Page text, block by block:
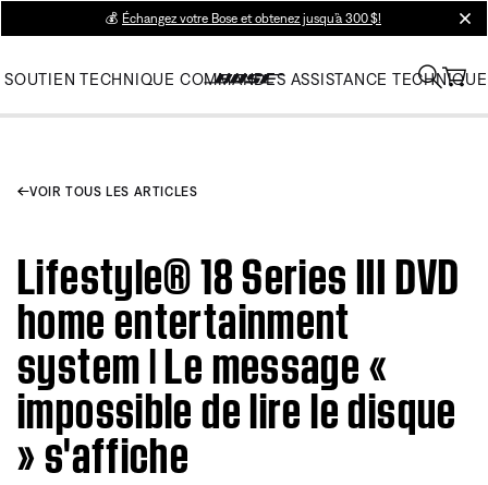
💰 Échangez votre Bose et obtenez jusqu’à 300 $!
SOUTIEN TECHNIQUE COMMANDES ASSISTANCE TECHNIQUE
VOIR TOUS LES ARTICLES
Lifestyle® 18 Series III DVD
home entertainment
system | Le message «
impossible de lire le disque
» s'affiche